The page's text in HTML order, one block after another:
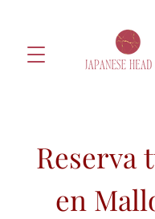
Reserva
en